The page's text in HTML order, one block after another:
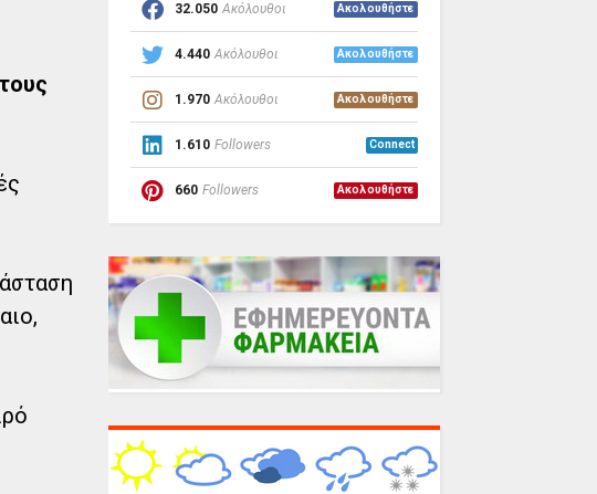
32.050 Ακόλουθοι Ακολουθήστε
4.440 Ακόλουθοι Ακολουθήστε
1.970 Ακόλουθοι Ακολουθήστε
1.610 Followers Connect
660 Followers Ακολουθήστε